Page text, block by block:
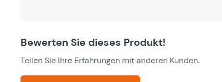
Bewerten Sie dieses Produkt!
Teilen Sie Ihre Erfahrungen mit anderen Kunden.